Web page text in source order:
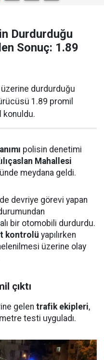
Durdurduğu
Sonuç: 1.89
durdurduğu
1.89 promil
konuldu.
polisin denetimi
Mahallesi
meydana geldi.
devriye görevi yapan
bir otomobili durdurdu.
kontrolü yapılırken
üzerine olay
çıktı
gelen trafik ekipleri,
testi uyguladı.